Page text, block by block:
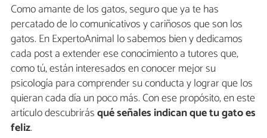
Como amante de los gatos, seguro que ya te has
percatado de lo comunicativos y cariñosos que son los
gatos. En ExpertoAnimal lo sabemos bien y dedicamos
cada post a extender ese conocimiento a tutores que,
como tú, están interesados en conocer mejor su
psicología para comprender su conducta y lograr que los
quieran cada día un poco más. Con ese propósito, en este
artículo descubrirásqué señales indican quetu gato es
feliz.